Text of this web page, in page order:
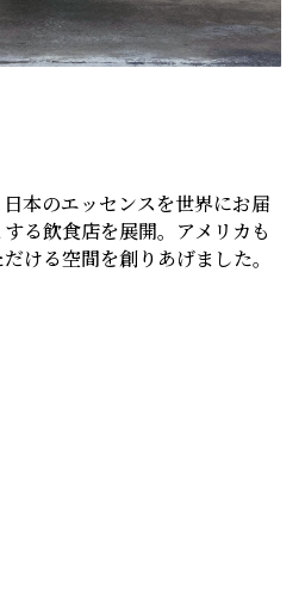
本のエッセンスを世界にお届
る飲食店を展開。アメリカも
ける空間を創りあげました。